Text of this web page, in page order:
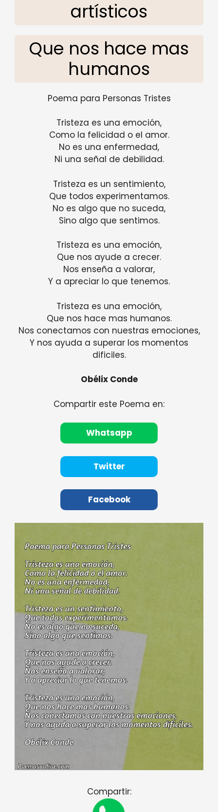
artísticos
Que nos hace mas
humanos
Poema para Personas Tristes
Tristeza es una emoción,
Como la felicidad o el amor.
No es una enfermedad,
Ni una señal de debilidad.
Tristeza es un sentimiento,
Que todos experimentamos.
No es algo que no suceda,
Sino algo que sentimos.
Tristeza es una emoción,
Que nos ayude a crecer.
Nos enseña a valorar,
Y a apreciar lo que tenemos.
Tristeza es una emoción,
Que nos hace mas humanos.
Nos conectamos con nuestras emociones,
Y nos ayuda a superar los momentos
dificiles.
Obélix Conde
Compartir este Poema en:
Whatsapp
Twitter
Facebook
Compartir: